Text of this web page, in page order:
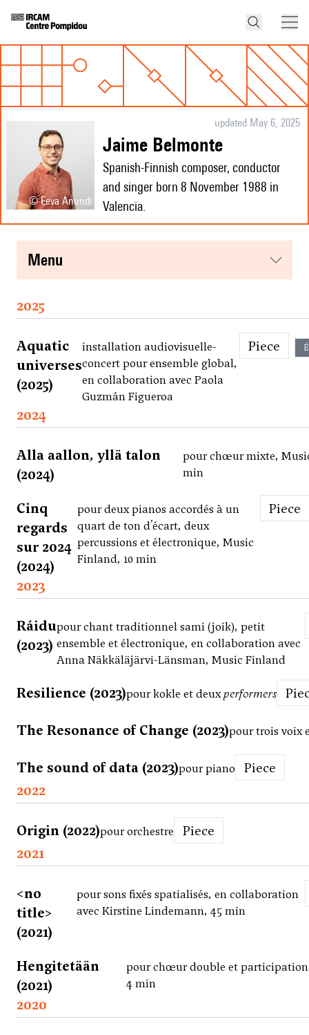
© Eeva Anundi
updated May 6, 2025
Jaime Belmonte
Spanish-Finnish composer, conductor
and singer born 8 November 1988 in
Valencia.
menu
2025
Aquatic
universes
(2025)
installation audiovisuelle-
concert pour ensemble global,
en collaboration avec Paola
Guzmán Figueroa
Piece
2024
Alla aallon, yllä talon
(2024)
pour chœur mixte,
min
Cinq
regards
sur 2024
(2024)
pour deux pianos accordés à un
quart de ton d'écart, deux
percussions et électronique, Music
Finland, 10 min
Piece
2023
Ráidu
(2023)
pour chant traditionnel sami (joik), petit
ensemble et électronique, en collaboration avec
Anna Näkkäläjärvi-Länsman, Music Finland
Resilience (2023)pour kokle et deuxperformers
The Resonance of Change (2023)pour trois voix
The sound of data (2023)pour piano
Piece
2022
Origin (2022)pour orchestre
Piece
2021
<no
title>
(2021)
pour sons fixés spatialisés, en collaboration
avec Kirstine Lindemann, 45 min
Hengitetään
(2021)
pour chœur double et
4 min
2020